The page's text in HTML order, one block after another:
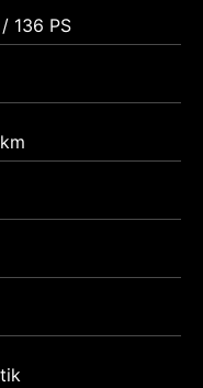
136 PS